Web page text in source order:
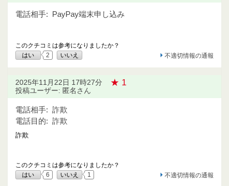
電話相手: PayPay端末申し込み
このクチコミは参考になりましたか？
はい
2 いいえ 不適切情報の通報
2025年11月22日 17時27分 ★ 1
投稿ユーザー: 匿名さん
電話相手: 詐欺
電話目的: 詐欺
詐欺
このクチコミは参考になりましたか？
はい
6 いいえ 1 不適切情報の通報